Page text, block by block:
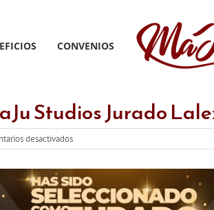
CONVENIOS
Studios Jurado
desactivadosen
Manuel
de
MaJu
Studios